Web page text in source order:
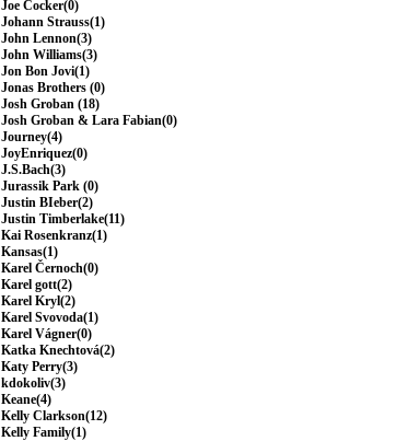
Joe Cocker(0)
Johann Strauss(1)
John Lennon(3)
John Williams(3)
Jon Bon Jovi(1)
Jonas Brothers (0)
Josh Groban (18)
Josh Groban & Lara Fabian(0)
Journey(4)
JoyEnriquez(0)
J.S.Bach(3)
Jurassik Park (0)
Justin BIeber(2)
Justin Timberlake(11)
Kai Rosenkranz(1)
Kansas(1)
Karel Černoch(0)
Karel gott(2)
Karel Kryl(2)
Karel Svovoda(1)
Karel Vágner(0)
Katka Knechtová(2)
Katy Perry(3)
kdokoliv(3)
Keane(4)
Kelly Clarkson(12)
Kelly Family(1)